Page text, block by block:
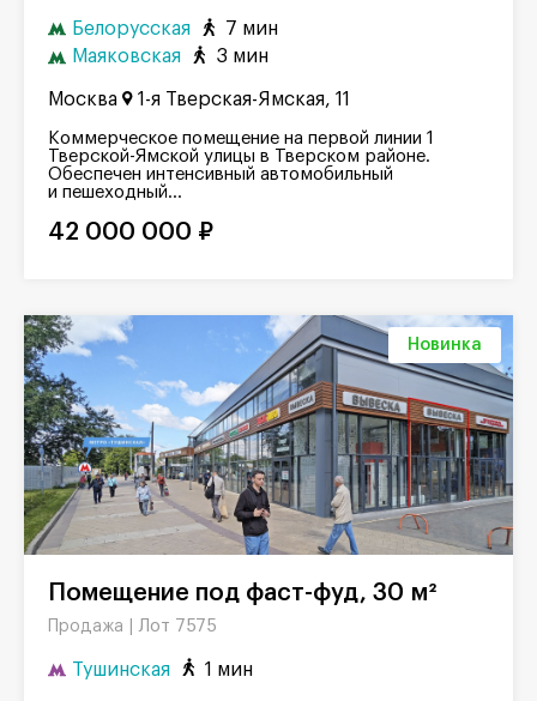
Белорусская
7 мин
Маяковская
3 мин
Москва 1-я Тверская-Ямская, 11
Коммерческое помещение на первой линии 1
Тверской-Ямской улицы в Тверском районе.
Обеспечен интенсивный автомобильный
и пешеходный...
42 000 000 ₽
Новинка
Помещение под фаст-фуд, 30 м²
Продажа | Лот 7575
Тушинская 1 мин